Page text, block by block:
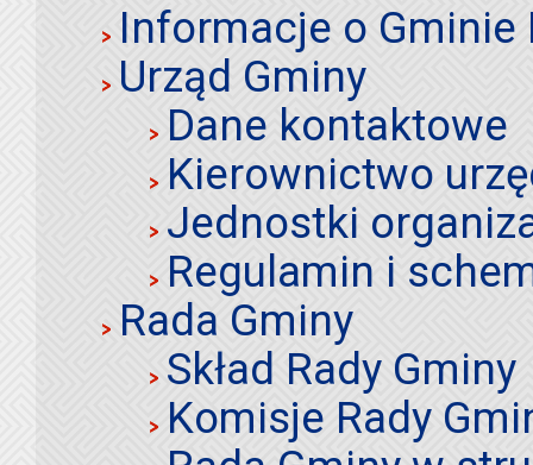
Informacje o Gminie
Urząd Gminy
Dane kontaktowe
Kierownictwo
Jednostki
Regulamin i
Rada Gminy
Skład Rady Gminy
Komisje Rady